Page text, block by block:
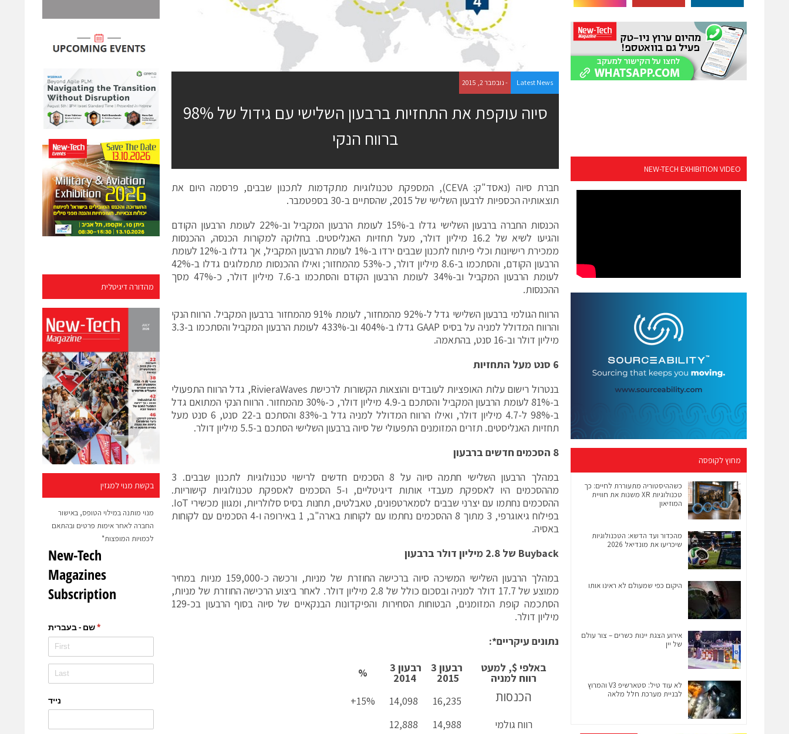
מהדורה דיגיטלית
בקשת מנוי למגזין
מנוי מותנה במילוי הטופס, באישור
החברה לאחר אימות פרטים ובהתאם
לכמויות המופצות*
Latest News - נובמבר 2, 2015
סיוה עוקפת את התחזיות ברבעון השלישי עם גידול של 98%
ברווח הנקי
חברת סיוה (נאסד"ק: CEVA), המספקת טכנולוגיות מתקדמות לתכנון שבבים, פרסמה היום את
תוצאותיה הכספיות לרבעון השלישי של 2015, שהסתיים ב-30 בספטמבר.
הכנסות החברה ברבעון השלישי גדלו ב-15% לעומת הרבעון המקביל וב-22% לעומת הרבעון הקודם
והגיעו לשיא של 16.2 מיליון דולר, מעל תחזיות האנליסטים. בחלוקה למקורות הכנסה, ההכנסות
ממכירת רישיונות וכלי פיתוח לתכנון שבבים ירדו ב-1% לעומת הרבעון המקביל, אך גדלו ב-12% לעומת
הרבעון הקודם, והסתכמו ב-8.6 מיליון דולר, כ-53% מהמחזור; ואילו ההכנסות מתמלוגים גדלו ב-42%
לעומת הרבעון המקביל וב-34% לעומת הרבעון הקודם והסתכמו ב-7.6 מיליון דולר, כ-47% מסך
ההכנסות.
הרווח הגולמי ברבעון השלישי גדל ל-92% מהמחזור, לעומת 91% מהמחזור ברבעון המקביל. הרווח הנקי
והרווח המדולל למניה על בסיס GAAP גדלו ב-404% וב-433% לעומת הרבעון המקביל והסתכמו ב-3.3
מיליון דולר וב-16 סנט, בהתאמה.
6 סנט מעל התחזיות
בנטרול רישום עלות האופציות לעובדים והוצאות הקשורות לרכישת RivieraWaves, גדל הרווח התפעולי
ב-81% לעומת הרבעון המקביל והסתכם ב-4.9 מיליון דולר, כ-30% מהמחזור. הרווח הנקי המתואם גדל
ב-98% ל-4.7 מיליון דולר, ואילו הרווח המדולל למניה גדל ב-83% והסתכם ב-22 סנט, 6 סנט מעל
תחזיות האנליסטים. תזרים המזומנים התפעולי של סיוה ברבעון השלישי הסתכם ב-5.5 מיליון דולר.
8 הסכמים חדשים ברבעון
במהלך הרבעון השלישי חתמה סיוה על 8 הסכמים חדשים לרישוי טכנולוגיות לתכנון שבבים. 3
מההסכמים היו לאספקת מעבדי אותות דיגיטליים, ו-5 הסכמים לאספקת טכנולוגיות קישוריות.
ההסכמים נחתמו עם יצרני שבבים לסמארטפונים, טאבלטים, תחנות בסיס סלולריות, ומגוון מכשירי IoT.
בפילוח גיאוגרפי, 3 מתוך 8 ההסכמים נחתמו עם לקוחות בארה"ב, 1 באירופה ו-4 הסכמים עם לקוחות
באסיה.
Buyback של 2.8 מיליון דולר ברבעון
במהלך הרבעון השלישי המשיכה סיוה ברכישה החוזרת של מניות, ורכשה כ-159,000 מניות במחיר
ממוצע של 17.7 דולר למניה ובסכום כולל של 2.8 מיליון דולר. לאחר ביצוע הרכישה החוזרת של מניות,
הסתכמה קופת המזומנים, הבטוחות הסחירות והפיקדונות הבנקאיים של סיוה בסוף הרבעון בכ-129
מיליון דולר.
נתונים עיקריים*:
באלפי $, למעט
רווח למניה
רבעון 3
2015
2014
%
הכנסות 16,235
14,098
15%+
רווח גולמי
14,988
12,888
NEW-TECH EXHIBITION VIDEO
מחוץ לקופסה
כשההיסטוריה מתעוררת לחיים: כך
טכנולוגיות XR משנות את חוויית
המוזיאון
מהכדור ועד הדשא: הטכנולוגיות
שיכריעו את מונדיאל 2026
היקום כפי שמעולם לא ראינו אותו
אירוע הצגת יינות כשרים – צור עולם
של יין
לא עוד טיל: סטארשיפ V3 והמרוץ
לבניית מערכת חלל מלאה